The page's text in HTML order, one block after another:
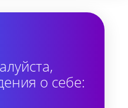
о себе: